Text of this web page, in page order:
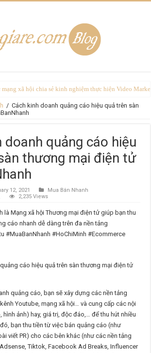
mạng xã hội chia sẻ kinh nghiệm thực hiện Video
/ Cách kinh doanh quảng cáo hiệu quả trên sàn
doanh quảng cáo hiệu
thương mại điện tử
12, 2021
Mua Bán Nhanh
2,235 Views
là Mạng xã hội Thương mại điện tử giúp bạn thu
cáo nhanh dễ dàng trên đa nền tảng
#MuaBanNhanh #HoChiMinh #Ecommerce
quảng cáo, bạn sẽ xây dựng các nền tảng
Youtube, mạng xã hội… và cung cấp các nội
hình ảnh) hay, giá trị, độc đáo,… để thu hút nhiều
bạn thu tiền từ việc bán quảng cáo (như
viết PR) cho các bên khác (như các nền tảng
Tiktok, Facebook Ad Breaks, Influencer